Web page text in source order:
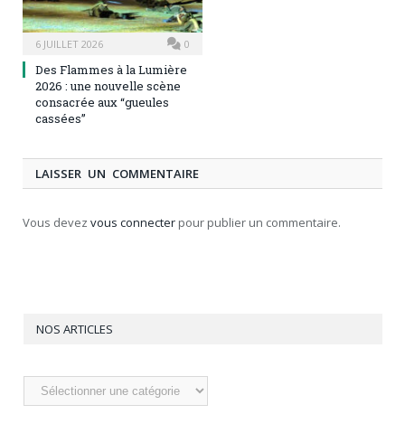
6 JUILLET 2026 0
Des Flammes à la Lumière
2026 : une nouvelle scène
consacrée aux “gueules
cassées”
LAISSER UN COMMENTAIRE
Vous devez vous connecter pour publier un commentaire.
NOS ARTICLES
Nos